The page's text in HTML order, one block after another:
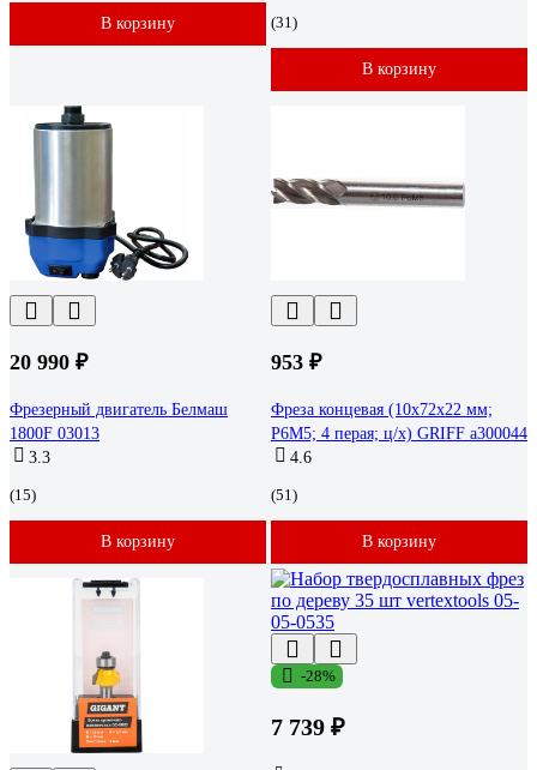
В корзину (31)
В корзину
20 990 ₽
Фрезерный двигатель Белмаш
1800F 03013
3.3
(15)
В корзину
953 ₽
Фреза концевая (10х72х22 мм;
Р6М5; 4 перая; ц/х) GRIFF a300044
4.6
(51)
В корзину
-28%
7 739 ₽